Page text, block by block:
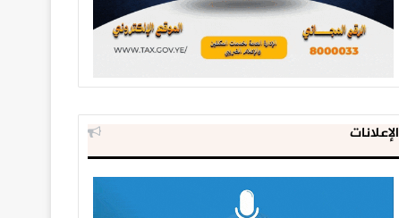
الإعلانات